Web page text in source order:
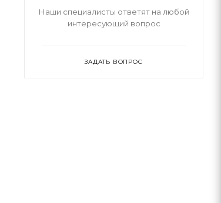
Наши специалисты ответят на любой
интересующий вопрос
ЗАДАТЬ ВОПРОС